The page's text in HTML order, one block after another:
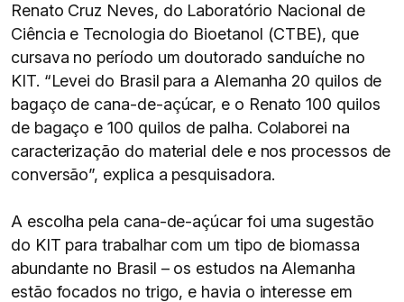
Renato Cruz Neves, do Laboratório Nacional de
Ciência e Tecnologia do Bioetanol (CTBE), que
cursava no período um doutorado sanduíche no
KIT. “Levei do Brasil para a Alemanha 20 quilos de
bagaço de cana-de-açúcar, e o Renato 100 quilos
de bagaço e 100 quilos de palha. Colaborei na
caracterização do material dele e nos processos de
conversão”, explica a pesquisadora.
A escolha pela cana-de-açúcar foi uma sugestão
do KIT para trabalhar com um tipo de biomassa
abundante no Brasil – os estudos na Alemanha
estão focados no trigo, e havia o interesse em